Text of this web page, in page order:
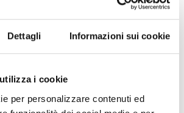
Dettagli Informazioni sui cookie
i cookie
per personalizzare contenuti ed
attualmente e in futuro i
le competenze digitali con corsi
iDigital Innovation Hub
mirati per aiutare le PMI